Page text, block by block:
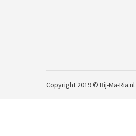
Copyright 2019 © Bij-Ma-Ria.nl